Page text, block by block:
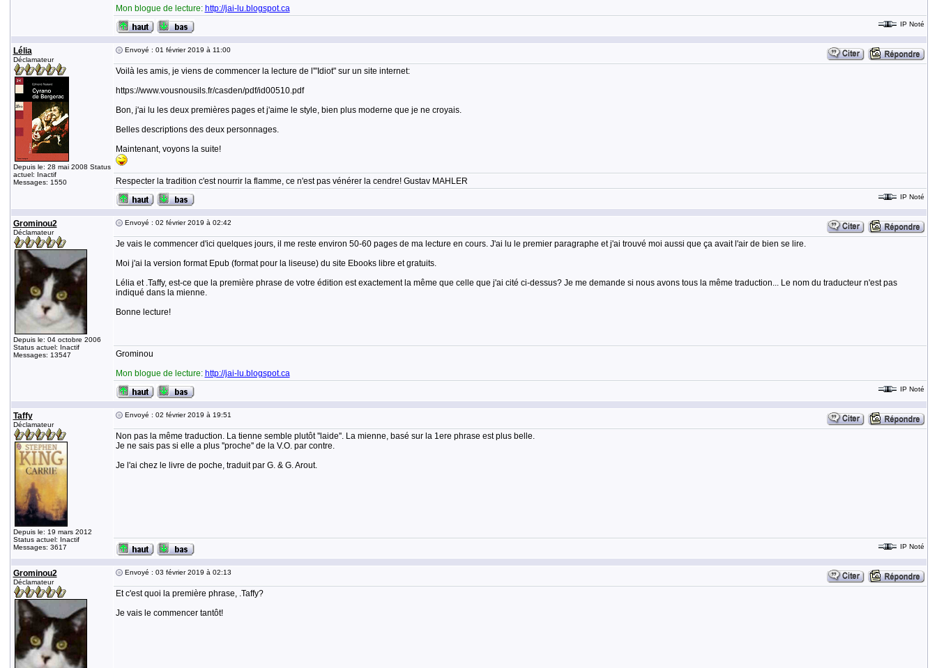
Mon blogue de lecture: http://jai-lu.blogspot.ca
IP Noté
Lélia
Déclamateur
Depuis le: 28 mai 2008 Status
actuel: Inactif
Messages: 1550
Envoyé : 01 février 2019 à 11:00
Voilà les amis, je viens de commencer la lecture de l'"Idiot" sur un site internet:
https://www.vousnousils.fr/casden/pdf/id00510.pdf
Bon, j'ai lu les deux premières pages et j'aime le style, bien plus moderne que je ne croyais.
Belles descriptions des deux personnages.
Maintenant, voyons la suite!
Respecter la tradition c'est nourrir la flamme, ce n'est pas vénérer la cendre! Gustav MAHLER
IP Noté
Grominou2
Déclamateur
Depuis le: 04 octobre 2006
Status actuel: Inactif
Messages: 13547
Envoyé : 02 février 2019 à 02:42
Je vais le commencer d'ici quelques jours, il me reste environ 50-60 pages de ma lecture en cours. J'ai lu le premier paragraphe et j'ai trouvé moi aussi que ça avait l'air de bien se lire.
Moi j'ai la version format Epub (format pour la liseuse) du site Ebooks libre et gratuits.
Lélia et .Taffy, est-ce que la première phrase de votre édition est exactement la même que celle que j'ai cité ci-dessus? Je me demande si nous avons tous la même traduction... Le nom du traducteur n'est pas
indiqué dans la mienne.
Bonne lecture!
Grominou
Mon blogue de lecture: http://jai-lu.blogspot.ca
IP Noté
Taffy
Déclamateur
Depuis le: 19 mars 2012
Status actuel: Inactif
Messages: 3617
Envoyé : 02 février 2019 à 19:51
Non pas la même traduction. La tienne semble plutôt ''laide''. La mienne, basé sur la 1ere phrase est plus belle.
Je ne sais pas si elle a plus ''proche'' de la V.O. par contre.
Je l'ai chez le livre de poche, traduit par G. & G. Arout.
IP Noté
Grominou2
Déclamateur
Envoyé : 03 février 2019 à 02:13
Et c'est quoi la première phrase, .Taffy?
Je vais le commencer tantôt!